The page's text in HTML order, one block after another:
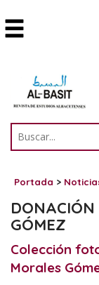
Portada >
GÓMEZ
Colección
Morales